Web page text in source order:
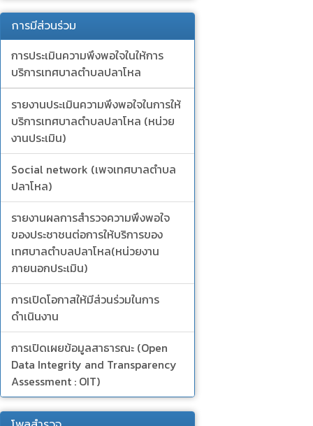
การมีส่วนร่วม
การประเมินความพึงพอใจในให้การ
บริการเทศบาลตำบลปลาโหล
รายงานประเมินความพึงพอใจในการให้
บริการเทศบาลตำบลปลาโหล (หน่วย
งานประเมิน)
Social network (เพจเทศบาลตำบล
ปลาโหล)
รายงานผลการสำรวจความพึงพอใจ
ของประชาชนต่อการให้บริการของ
เทศบาลตำบลปลาโหล(หน่วยงาน
ภายนอกประเมิน)
การเปิดโอกาสให้มีส่วนร่วมในการ
ดำเนินงาน
การเปิดเผยข้อมูลสาธารณะ (Open
Data Integrity and Transparency
Assessment : OIT)